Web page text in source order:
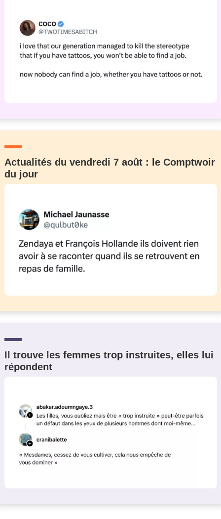
Actualités du vendredi 7 août : le Comptwoir
du jour
Il trouve les femmes trop instruites, elles lui
répondent